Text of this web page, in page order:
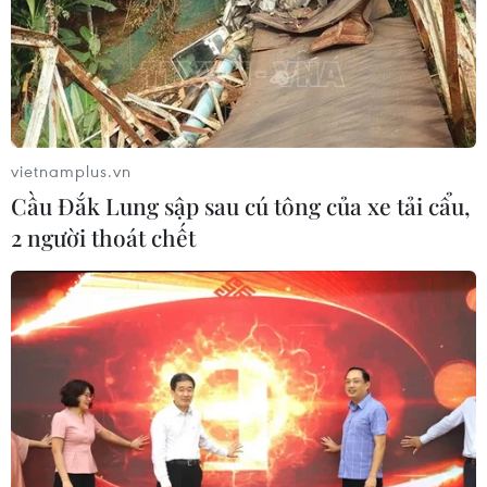
04/08/2026 14:10
Hàn Quốc ban hành cảnh báo nắng
nóng cao nhất tại thủ đô Seoul
04/08/2026 12:37
Trung Quốc duy trì cảnh báo mưa
lớn và dông mạnh
04/08/2026 11:59
“Tỏa sáng Nghị lực Việt” 2026 đồng
hành cùng thanh niên khuyết tật
vietnamplus.vn
Cầu Đắk Lung sập sau cú tông của xe tải cẩu,
2 người thoát chết